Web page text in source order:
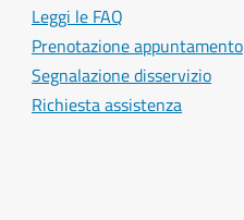
Leggi le FAQ
Prenotazione appuntamento
Segnalazione disservizio
Richiesta assistenza